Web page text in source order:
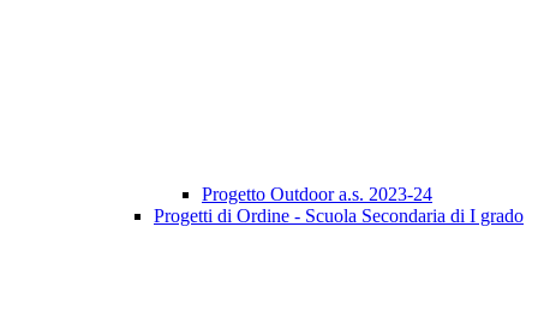
Progetto Outdoor a.s. 2023-24
Progetti di Ordine - Scuola Secondaria di I grado